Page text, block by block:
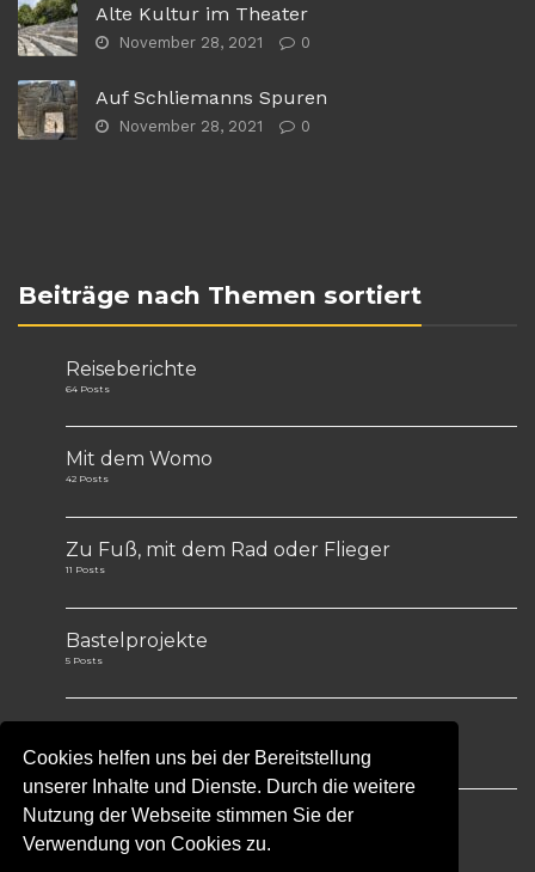
Cookies helfen uns bei der Bereitstellung
unserer Inhalte und Dienste. Durch die weitere
Nutzung der Webseite stimmen Sie der
Verwendung von Cookies zu.
Alte Kultur im Theater
November 28, 2021 0
Auf Schliemanns Spuren
November 28, 2021 0
Beiträge nach Themen sortiert
Reiseberichte
64 Posts
Mit dem Womo
42 Posts
Zu Fuß, mit dem Rad oder Flieger
11 Posts
Bastelprojekte
5 Posts
1 Post